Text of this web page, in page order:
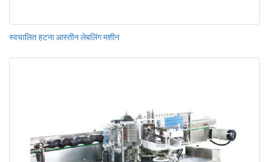
स्वचालित हटना आस्तीन लेबलिंग मशीन